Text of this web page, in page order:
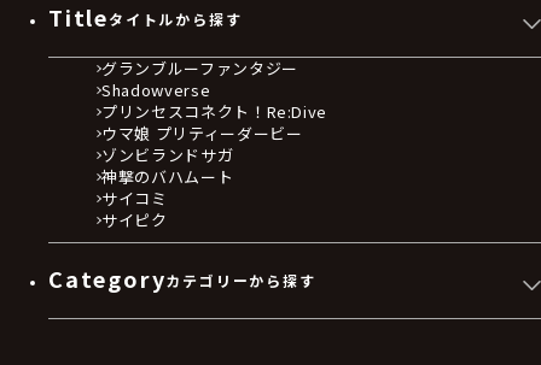
Titleタイトルから探す
グランブルーファンタジー
Shadowverse
プリンセスコネクト！Re:Dive
ウマ娘 プリティーダービー
ゾンビランドサガ
神撃のバハムート
サイコミ
サイピク
Categoryカテゴリーから探す